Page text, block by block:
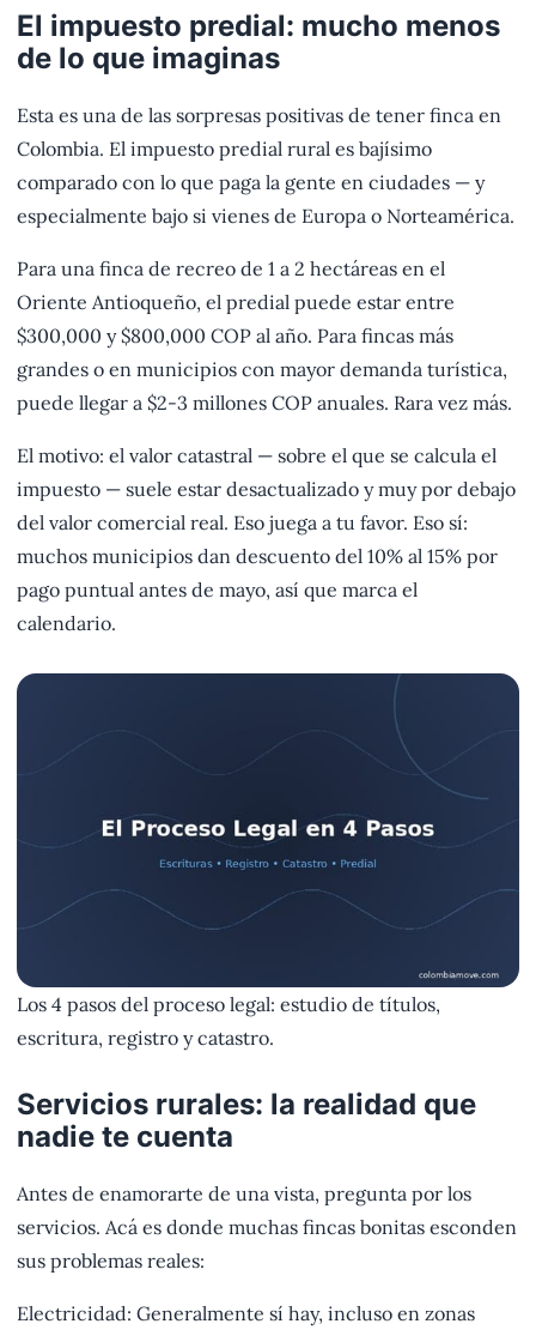
El impuesto predial: mucho menos
de lo que imaginas
Esta es una de las sorpresas positivas de tener finca en
Colombia. El impuesto predial rural es bajísimo
comparado con lo que paga la gente en ciudades — y
especialmente bajo si vienes de Europa o Norteamérica.
Para una finca de recreo de 1 a 2 hectáreas en el
Oriente Antioqueño, el predial puede estar entre
$300,000 y $800,000 COP al año. Para fincas más
grandes o en municipios con mayor demanda turística,
puede llegar a $2-3 millones COP anuales. Rara vez más.
El motivo: el valor catastral — sobre el que se calcula el
impuesto — suele estar desactualizado y muy por debajo
del valor comercial real. Eso juega a tu favor. Eso sí:
muchos municipios dan descuento del 10% al 15% por
pago puntual antes de mayo, así que marca el
calendario.
Los 4 pasos del proceso legal: estudio de títulos,
escritura, registro y catastro.
Servicios rurales: la realidad que
nadie te cuenta
Antes de enamorarte de una vista, pregunta por los
servicios. Acá es donde muchas fincas bonitas esconden
sus problemas reales:
Electricidad: Generalmente sí hay, incluso en zonas